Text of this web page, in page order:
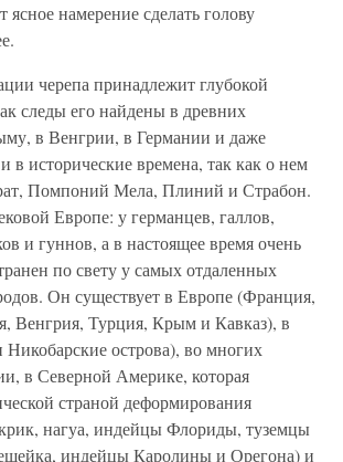
намерение сделать голову
черепа принадлежит глубокой
следы его найдены в древних
в Венгрии, в Германии и даже
исторические времена, так как о нем
Помпоний Мела, Плиний и Страбон.
Европе: у германцев, галлов,
и гуннов, а в настоящее время очень
по свету у самых отдаленных
Он существует в Европе (Франция,
Венгрия, Турция, Крым и Кавказ), в
острова), во многих
в Северной Америке, которая
страной деформирования
нагуа, индейцы Флориды, туземцы
индейцы Каролины и Орегона) и